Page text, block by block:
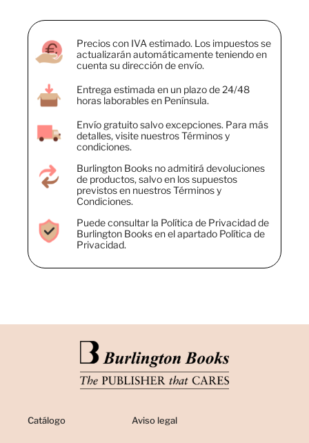
Precios con IVA estimado. Los impuestos se
actualizarán automáticamente teniendo en
cuenta su dirección de envío.
Entrega estimada en un plazo de 24/48
horas laborables en Península.
Envío gratuito salvo excepciones. Para más
detalles, visite nuestros Términos y
condiciones.
Burlington Books no admitirá devoluciones
de productos, salvo en los supuestos
previstos en nuestros Términos y
Condiciones.
Puede consultar la Política de Privacidad de
Burlington Books en el apartado Política de
Privacidad.
Catálogo Aviso legal